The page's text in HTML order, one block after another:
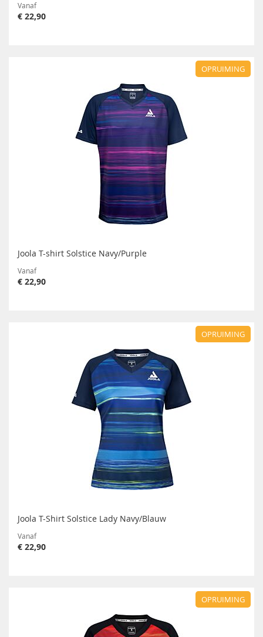
Vanaf
€ 22,90
OPRUIMING
Joola T-shirt Solstice Navy/Purple
Vanaf
€ 22,90
OPRUIMING
Joola T-Shirt Solstice Lady Navy/Blauw
Vanaf
€ 22,90
OPRUIMING